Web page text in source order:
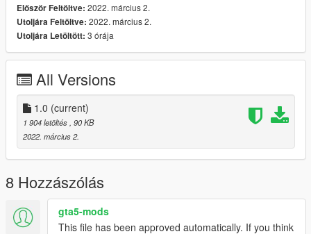
Először Feltöltve: 2022. március 2.
Utoljára Feltöltve: 2022. március 2.
Utoljára Letöltött: 3 órája
All Versions
1.0 (current)
1 904 letöltés , 90 KB
2022. március 2.
8 Hozzászólás
gta5-mods
This file has been approved automatically. If you think